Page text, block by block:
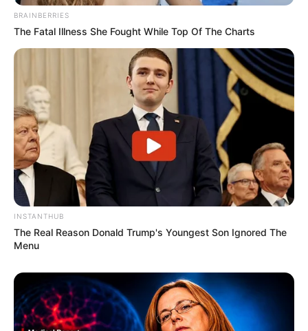
BRAINBERRIES
The Fatal Illness She Fought While Top Of The Charts
INSTANTHUB
The Real Reason Donald Trump's Youngest Son Ignored The
Menu